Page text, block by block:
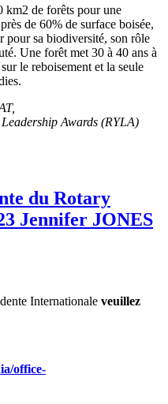
km2 de forêts pour une
de 60% de surface boisée,
pour sa biodiversité, son rôle
Une forêt met 30 à 40 ans à
le reboisement et la seule
Awards (RYLA)
du Rotary
Jennifer JONES
Internationale veuillez
office-